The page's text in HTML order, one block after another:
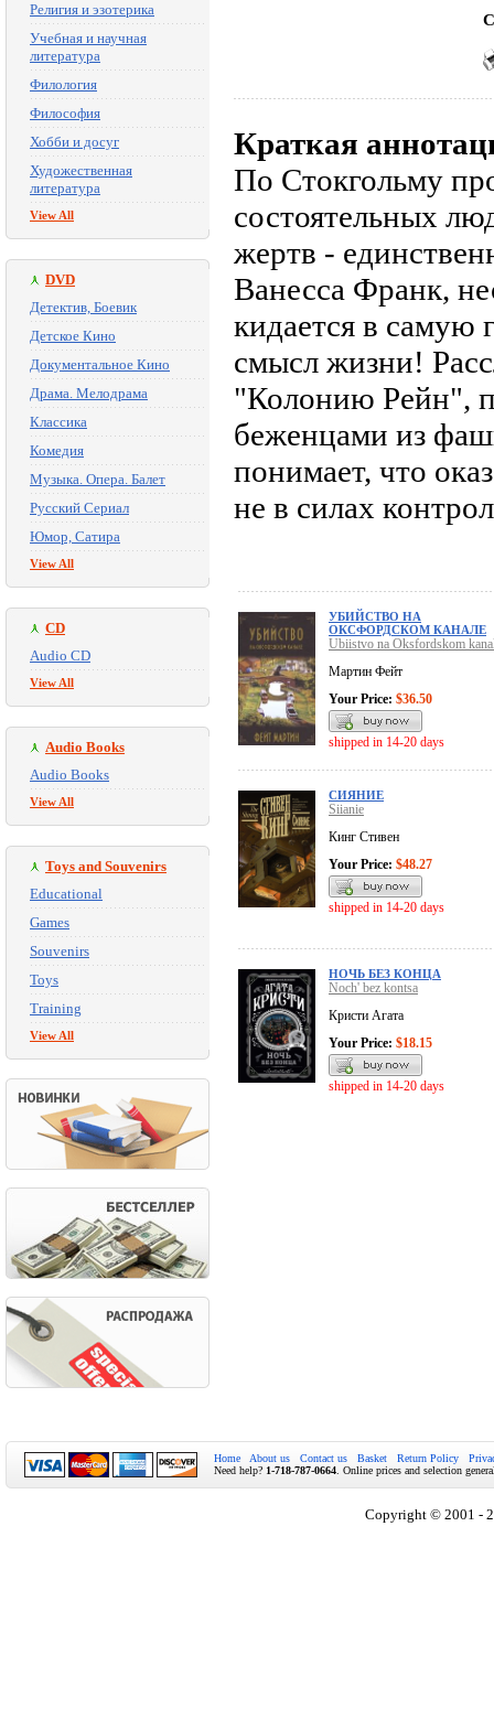
Религия и эзотерика
Учебная и научная
литература
Филология
Философия
Хобби и досуг
Художественная
литература
View All
DVD
Детектив, Боевик
Детское Кино
Документальное Кино
Драма. Мелодрама
Классика
Комедия
Музыка. Опера. Балет
Русский Сериал
Юмор, Сатира
View All
CD
Audio CD
View All
Audio Books
Audio Books
View All
Toys and Souvenirs
Educational
Games
Souvenirs
Toys
Training
View All
Краткая
По Стокгольму
состоятельных
жертв -
Ванесса Франк,
кидается в самую
смысл жизни!
"Колонию Рейн",
беженцами из
понимает, что
не в силах
УБИЙСТВО НА
ОКСФОРДСКОМ КАНАЛЕ
Ubiistvo na Oksfordskom
Мартин Фейт
Your Price: $36.50
shipped in 14-20 days
СИЯНИЕ
Siianie
Кинг Стивен
Your Price: $48.27
shipped in 14-20 days
НОЧЬ БЕЗ КОНЦА
Noch' bez kontsa
Кристи Агата
Your Price: $18.15
shipped in 14-20 days
Home About us Contact us Basket Return Policy
Need help? 1-718-787-0664 . Online prices and selection
Copyright © 2001 -